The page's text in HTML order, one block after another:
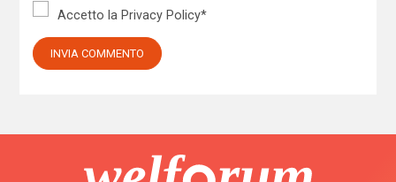
Accetto la Privacy Policy*